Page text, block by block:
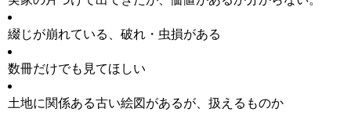
綴じが崩れている、破れ・虫損がある
数冊だけでも見てほしい
土地に関係ある古い絵図があるが、扱えるものか